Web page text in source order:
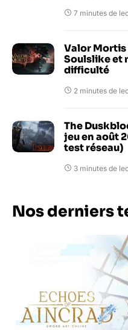
7 minutes de
Valor Mortis
Soulslike et
difficulté
2 minutes de
The
jeu en août
test réseau)
3 minutes de
Nos derniers